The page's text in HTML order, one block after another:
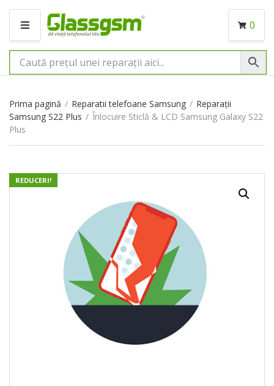
M
N
I
0
Prima pagină / Reparatii telefoane Samsung / Reparații
Samsung S22 Plus / Înlocuire Sticlă & LCD Samsung Galaxy S22
Plus
REDUCERI!